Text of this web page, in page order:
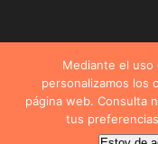
© CETIM Centro
Mediante el
personalizamos los
página web. Consulta
tus